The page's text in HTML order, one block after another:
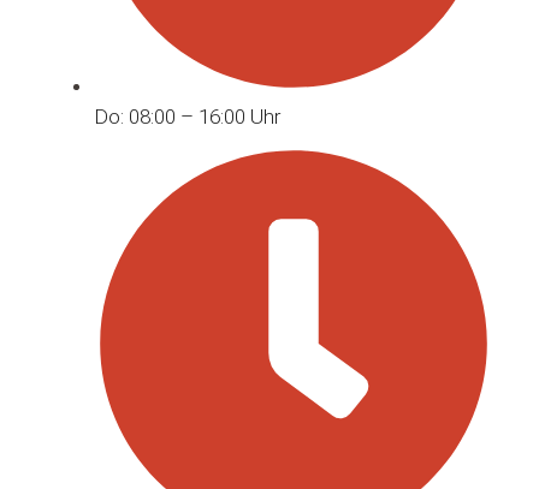
Do: 08:00 – 16:00 Uhr